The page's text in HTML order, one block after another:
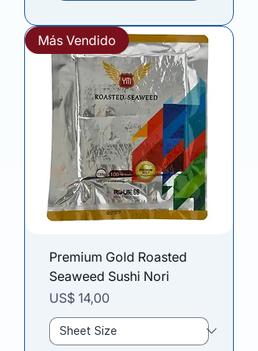
Más Vendido
Premium Gold Roasted
Seaweed Sushi Nori
Precio
US$ 14,00